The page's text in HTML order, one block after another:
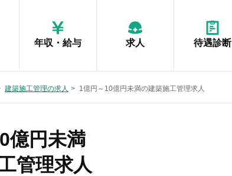
年収・給与 求人 待遇診断
建築施工管理の求人 1億円～10億円未満の建築施工管理求人
億円未満
管理求人